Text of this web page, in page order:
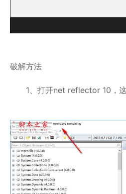
破解方法
1、打开net reflector 10，这